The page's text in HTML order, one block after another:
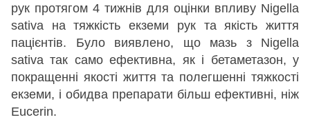
рук протягом 4 тижнів для оцінки впливу Nigella
sativa на тяжкість екземи рук та якість життя
пацієнтів. Було виявлено, що мазь з Nigella
sativa так само ефективна, як і бетаметазон, у
покращенні якості життя та полегшенні тяжкості
екземи, і обидва препарати більш ефективні, ніж
Eucerin.